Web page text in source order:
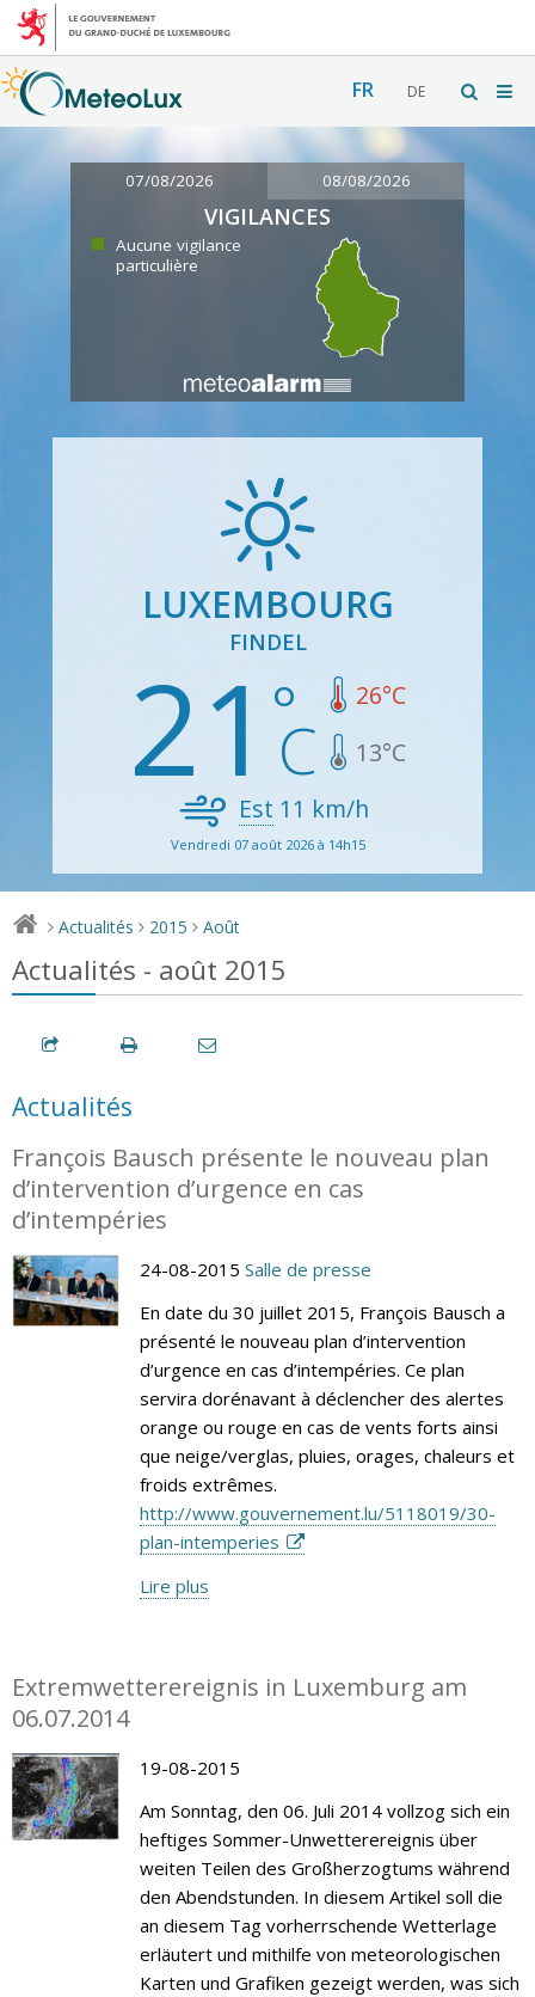
FR DE
07/08/2026 08/08/2026
VIGILANCES
Aucune vigilance
particulière
LUXEMBOURG
FINDEL
21 26°C
13°C
Est 11 km/h
Vendredi 07 août 2026 à 14h15
> Actualités > 2015 > Août
Actualités - août 2015
Actualités
François Bausch présente le nouveau plan
d’intervention d’urgence en cas
d’intempéries
24-08-2015 Salle de presse
En date du 30 juillet 2015, François Bausch a
présenté le nouveau plan d’intervention
d’urgence en cas d’intempéries. Ce plan
servira dorénavant à déclencher des alertes
orange ou rouge en cas de vents forts ainsi
que neige/verglas, pluies, orages, chaleurs et
froids extrêmes.
http://www.gouvernement.lu/5118019/30-
plan-intemperies
Lire plus
Extremwetterereignis in Luxemburg am
06.07.2014
19-08-2015
Am Sonntag, den 06. Juli 2014 vollzog sich ein
heftiges Sommer-Unwetterereignis über
weiten Teilen des Großherzogtums während
den Abendstunden. In diesem Artikel soll die
an diesem Tag vorherrschende Wetterlage
erläutert und mithilfe von meteorologischen
Karten und Grafiken gezeigt werden, was sich